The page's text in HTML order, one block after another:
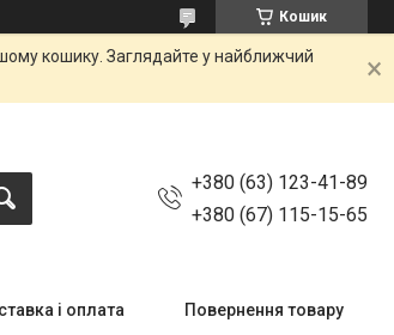
Кошик
кошику. Заглядайте у найближчий
+380 (63) 123-41-89
+380 (67) 115-15-65
і оплата Повернення товару